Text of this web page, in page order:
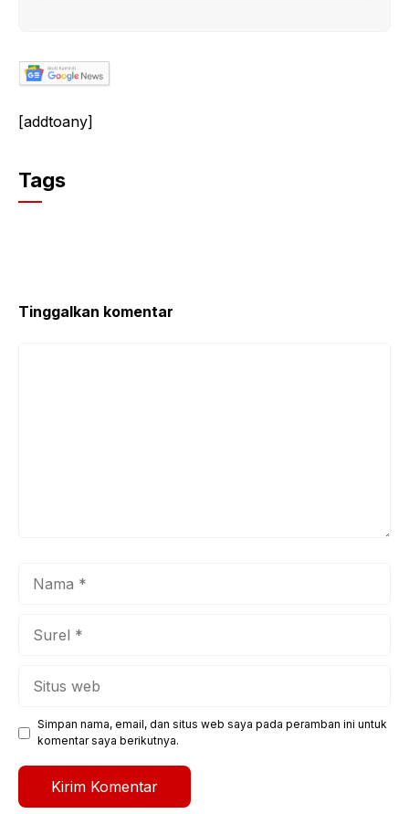
[addtoany]
Tags
Tinggalkan komentar
Simpan nama, email, dan situs web saya pada peramban ini untuk
komentar saya berikutnya.